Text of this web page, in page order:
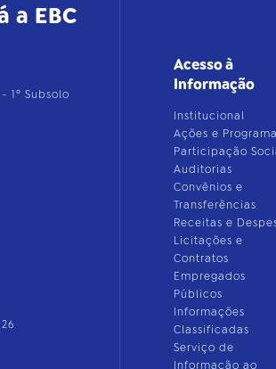
a EBC
1º Subsolo
Acesso à
Informação
Institucional
Ações e
Participação
Auditorias
Convênios e
Transferências
Receitas e
Licitações e
Contratos
Empregados
Públicos
Informações
Classificadas
Serviço de
Informação ao